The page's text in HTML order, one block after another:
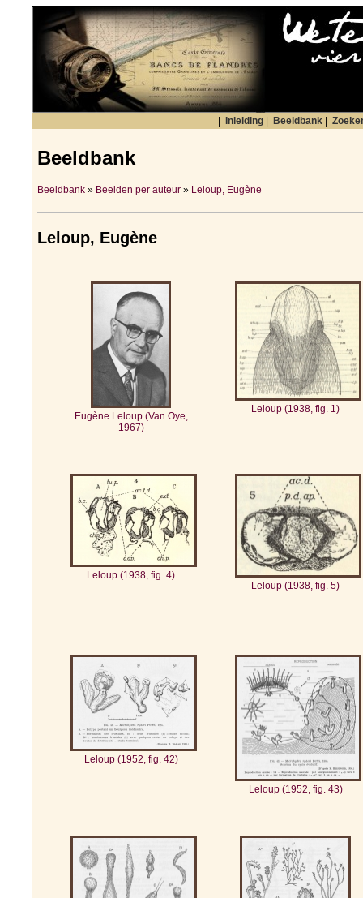
Inleiding Beeldbank
Beeldbank
Beeldbank » Beelden per auteur » Leloup, Eugène
Leloup, Eugène
Eugène Leloup (Van Oye,
1967)
Leloup (1938, fig. 1)
Leloup (1938, fig. 4)
Leloup (1938, fig. 5)
Leloup (1952, fig. 42)
Leloup (1952, fig. 43)